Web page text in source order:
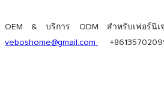
OEM & บริการ ODM สำหรับ
veboshome@gmail.com